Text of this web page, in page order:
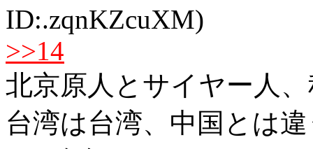
ID:.zqnKZcuXM)
>>14
北京原人とサイヤー人
台湾は台湾、中国とは